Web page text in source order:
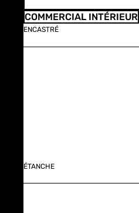
COMMERCIAL INTÉRIEUR
ENCASTRÉ
ÉTANCHE